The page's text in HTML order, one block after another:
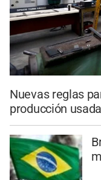
Nuevas reglas
producción